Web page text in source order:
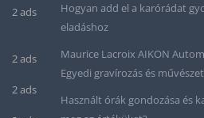
2 ads
2 ads
2 ads
Hogyan add el a karórádat
eladáshoz
Maurice Lacroix AIKON
Egyedi gravírozás és
Használt órák gondozása és